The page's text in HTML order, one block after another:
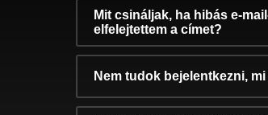
Mit csináljak, ha hibás e-
elfelejtettem a címet?
Nem tudok bejelentkezni, mi